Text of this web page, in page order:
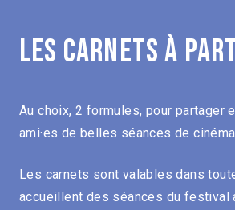
Les carnets à
Au choix, 2 formules, pour partager
ami·es de belles séances de
Les carnets sont valables dans
accueillent des séances du festival